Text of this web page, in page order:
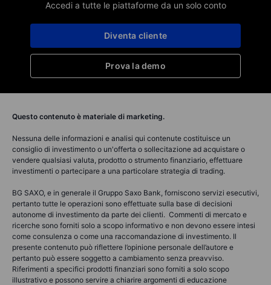
Accedi a tutte le piattaforme da un solo conto
Prova la demo
Diventa cliente
Questo contenuto è materiale di marketing.
Nessuna delle informazioni e analisi qui contenute costituisce un
consiglio di investimento o un'offerta o sollecitazione ad acquistare o
vendere qualsiasi valuta, prodotto o strumento finanziario, effettuare
investimenti o partecipare a una particolare strategia di trading.
BG SAXO, e in generale il Gruppo Saxo Bank, forniscono servizi esecutivi,
pertanto tutte le operazioni sono effettuate sulla base di decisioni
autonome di investimento da parte dei clienti. Commenti di mercato e
ricerche sono forniti solo a scopo informativo e non devono essere intesi
come consulenza o come una raccomandazione di investimento. Il
presente contenuto può riflettere l’opinione personale dell’autore e
pertanto può essere soggetto a cambiamento senza preavviso.
Riferimenti a specifici prodotti finanziari sono forniti a solo scopo
illustrativo e possono servire a chiarire argomenti di educazione